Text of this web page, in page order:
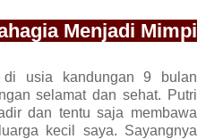
Menjadi Mimpi
usia kandungan 9 bulan
selamat dan sehat. Putri
dan tentu saja membawa
kecil saya. Sayangnya